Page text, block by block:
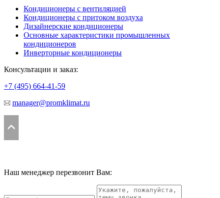
Кондиционеры с вентиляцией
Кондиционеры с притоком воздуха
Дизайнерские кондиционеры
Основные характеристики промышленных
кондиционеров
Инверторные кондиционеры
Консультации и заказ:
+7 (495) 664-41-59
manager@promklimat.ru
Наш менеджер перезвонит Вам: